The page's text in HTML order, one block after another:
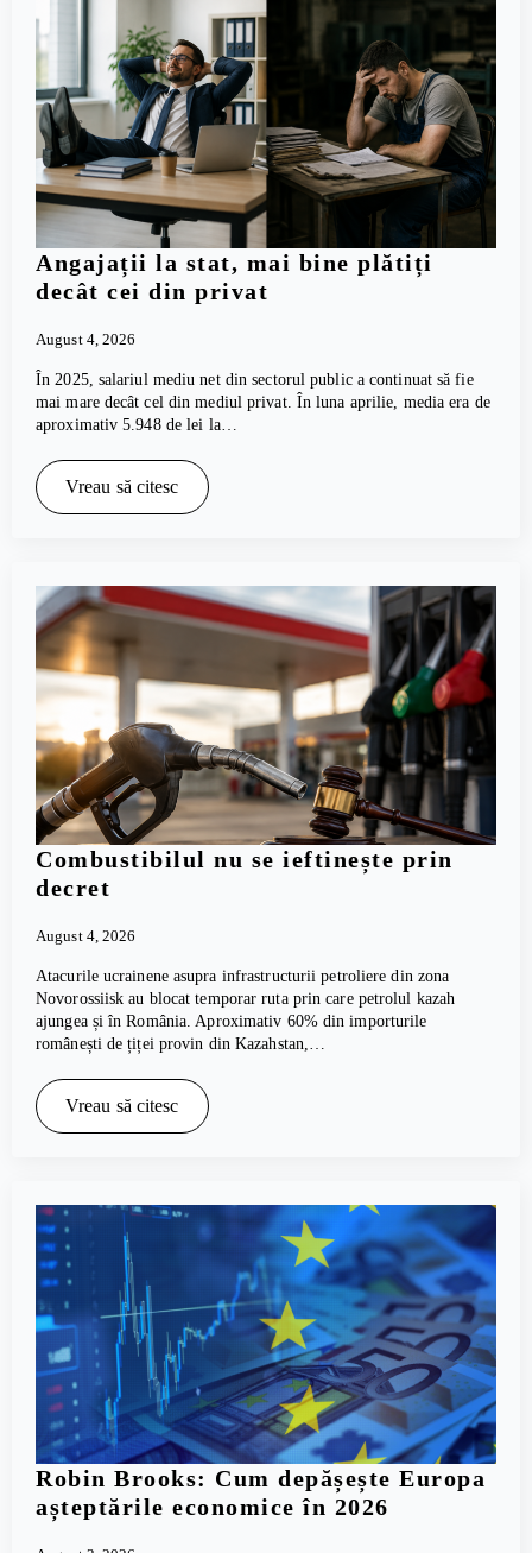
Angajații la stat, mai bine plătiți
decât cei din privat
August 4, 2026
În 2025, salariul mediu net din sectorul public a continuat să fie
mai mare decât cel din mediul privat. În luna aprilie, media era de
aproximativ 5.948 de lei la…
Vreau să citesc
Combustibilul nu se ieftinește prin
decret
August 4, 2026
Atacurile ucrainene asupra infrastructurii petroliere din zona
Novorossiisk au blocat temporar ruta prin care petrolul kazah
ajungea și în România. Aproximativ 60% din importurile
românești de țiței provin din Kazahstan,…
Vreau să citesc
Robin Brooks: Cum depășește Europa
așteptările economice în 2026